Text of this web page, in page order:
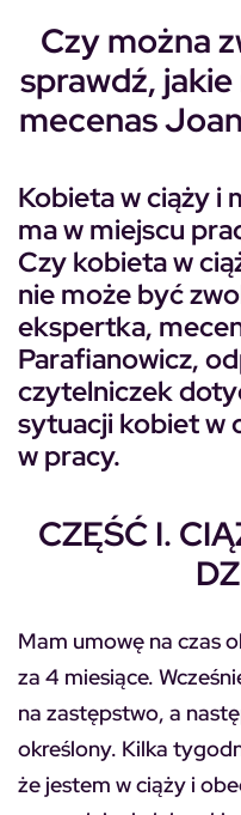
Czy można
sprawdź,
mecenas
Kobieta w ciąży i
ma w miejscu
Czy kobieta w
nie może być
ekspertka,
Parafianowicz,
czytelniczek
sytuacji kobiet w
w pracy.
CZĘŚĆ I.
Mam umowę na czas
za 4 miesiące.
na zastępstwo, a
określony. Kilka
że jestem w ciąży i